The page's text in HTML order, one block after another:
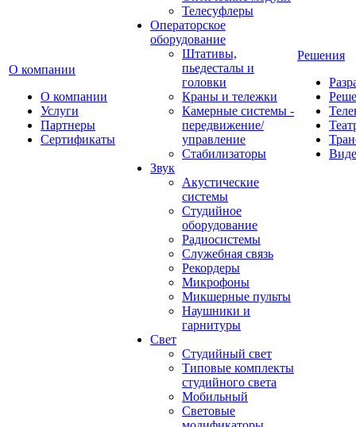
О компании
О компании
Услуги
Партнеры
Сертификаты
Телесуфлеры
Операторское
оборудование
Штативы,
пьедесталы и
головки
Краны и тележки
Камерные системы -
передвижение/
управление
Стабилизаторы
Звук
Акустические
системы
Студийное
оборудование
Радиосистемы
Служебная связь
Рекордеры
Микрофоны
Микшерные пульты
Наушники и
гарнитуры
Свет
Студийный свет
Типовые комплекты
студийного света
Мобильный
Световые
Решения